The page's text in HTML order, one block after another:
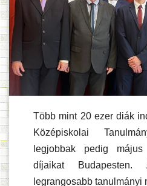
Több mint 20 ezer diák
Középiskolai
legjobbak pedig
díjaikat
legrangosabb tanulmányi